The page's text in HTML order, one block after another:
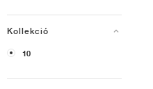
Kollekció
10